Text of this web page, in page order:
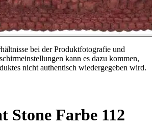
bei der Produktfotografie und
kann es dazu kommen,
nicht authentisch wiedergegeben wird.
Stone Farbe 112